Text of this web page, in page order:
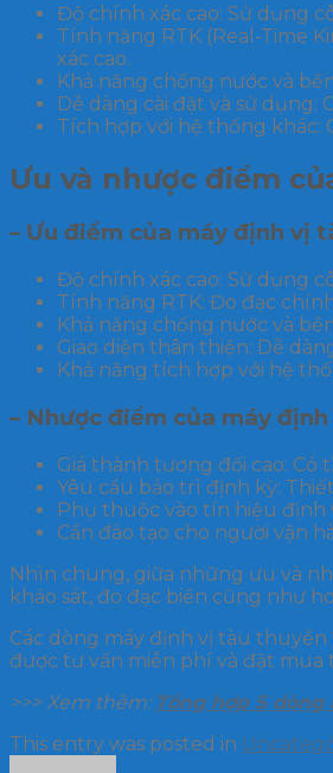
Độ chính xác cao: Sử dụng
Tính năng RTK (Real-Time
xác cao.
Khả năng chống nước và
Dễ dàng cài đặt và sử
Tích hợp với hệ thống khác:
Ưu và nhược điểm
– Ưu điểm của máy định vị
Độ chính xác cao: Sử dụng
Tính năng RTK: Đo đạc
Khả năng chống nước và
Giao diện thân thiện: Dễ
Khả năng tích hợp với hệ
– Nhược điểm của máy
Giá thành tương đối cao: Có
Yêu cầu bảo trì định kỳ:
Phụ thuộc vào tín hiệu định
Cần đào tạo cho người vận
Nhìn chung, giữa những ưu và
khảo sát, đo đạc biển cũng như
Các dòng máy định vị tàu
được tư vấn miễn phí và đặt mua
>>> Xem thêm: Tổng hợp 5 dòng
This entry was posted in